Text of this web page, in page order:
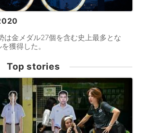
は金メダル27個を含む史上最多とな
獲得した。
Top stories